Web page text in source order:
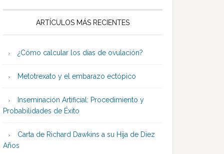
ARTÍCULOS MÁS RECIENTES
¿Cómo calcular los días de ovulación?
Metotrexato y el embarazo ectópico
Inseminación Artificial: Procedimiento y
Probabilidades de Éxito
Carta de Richard Dawkins a su Hija de Diez
Años